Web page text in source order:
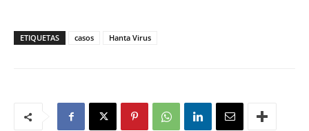
ETIQUETAS casos Hanta Virus